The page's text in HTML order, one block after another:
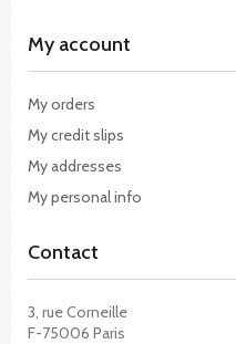
My account
My orders
My credit slips
My addresses
My personal info
Contact
3, rue Corneille
F-75006 Paris